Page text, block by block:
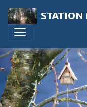
STATION